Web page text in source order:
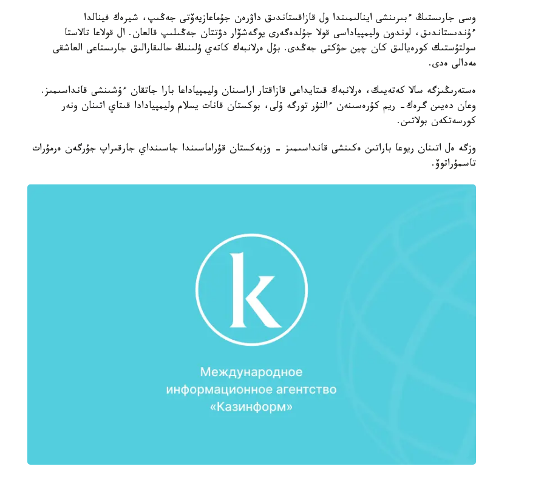
وسى جارىستىڭ ءبىرىنشى اينالىمىندا ول قازاقستاندىق داۋرەن جۇماعازيەۆتى جەڭىپ، شيرەك فينالدا
ءۇندىستاندىق، لوندون وليمپياداسى قولا جۇلدەگەرى يوگەشۆار دۋتتان جەڭىلىپ قالعان. ال قولاعا تالاستا
سولتۇستىك كورەيالىق كان چين حۋكتى جەڭدى. بۇل ەرلانبەك كاتەي ۇلىنىڭ حالىقارالىق جارىستاعى العاشقى
مەدالى ەدى.
ەستەرىڭىزگە سالا كەتەيىك، ەرلانبەك قىتايداعى قازاقتار اراسىنان وليمپياداعا بارا جاتقان ءۇشىنشى قانداسىمىز.
وعان دەيىن گرەك- ريم كۇرەسىنەن ءالنۇر تورگە ۇلى، بوكستان قانات يسلام وليمپيادادا قىتاي اتىنان ونەر
كورسەتكەن بولاتىن.
وزگە ەل اتىنان ريوعا باراتىن ەكىنشى قانداسىمىز - وزبەكستان قۇراماسىندا جاسىنداي جارقىراپ جۇرگەن ەرمۇرات
تاسمۇراتوۆ.